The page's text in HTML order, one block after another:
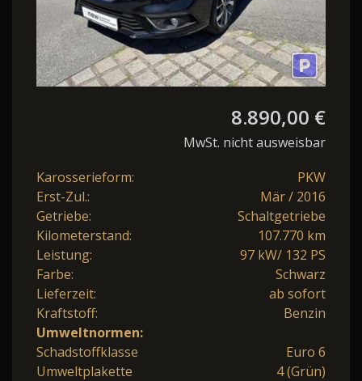
8.890,00 €
MwSt. nicht ausweisbar
Karosserieform:
PKW
Erst-Zul.:
Mär / 2016
Getriebe:
Schaltgetriebe
Kilometerstand:
107.770 km
Leistung:
97 kW/ 132 PS
Farbe:
Schwarz
Lieferzeit:
ab sofort
Kraftstoff:
Benzin
Umweltnormen:
Schadstoffklasse
Euro 6
Umweltplakette
4 (Grün)